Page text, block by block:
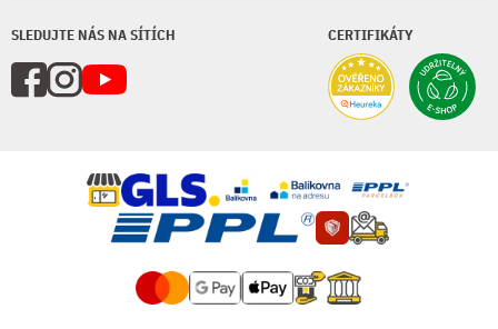
SLEDUJTE NÁS NA SÍTÍCH CERTIFIKÁTY